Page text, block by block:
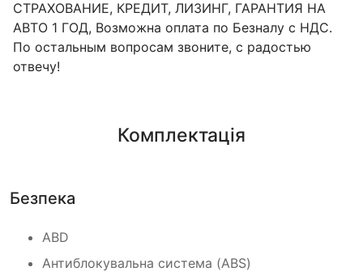
СТРАХОВАНИЕ, КРЕДИТ, ЛИЗИНГ, ГАРАНТИЯ НА
АВТО 1 ГОД, Возможна оплата по Безналу с НДС.
По остальным вопросам звоните, с радостью
отвечу!
Комплектація
Безпека
ABD
Антиблокувальна система (ABS)